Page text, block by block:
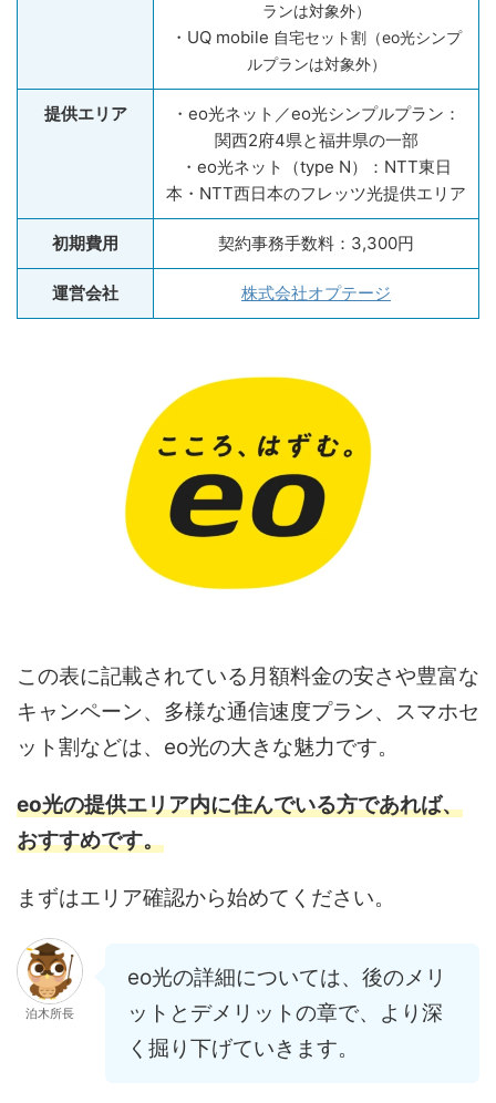
ランは対象外）
・UQ mobile 自宅セット割（eo光シンプ
ルプランは対象外）
提供エリア
・eo光ネット／eo光シンプルプラン：
関西2府4県と福井県の一部
・eo光ネット（type N）：NTT東日
本・NTT西日本のフレッツ光提供エリア
初期費用 契約事務手数料：3,300円
運営会社 株式会社オプテージ
この表に記載されている月額料金の安さや豊富な
キャンペーン、多様な通信速度プラン、スマホセ
ット割などは、eo光の大きな魅力です。
eo光の提供エリア内に住んでいる方であれば、
おすすめです。
まずはエリア確認から始めてください。
泊木所長
eo光の詳細については、後のメリ
ットとデメリットの章で、より深
く掘り下げていきます。